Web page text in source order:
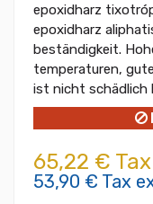
epoxidharz
epoxidharz
beständigkeit.
temperaturen,
ist nicht schädlich
65,22 €
53,90 € Tax